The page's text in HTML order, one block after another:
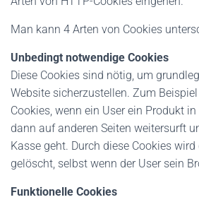
Man kann 4 Arten von Cookies
Unbedingt notwendige Cookies
Diese Cookies sind nötig, um
Website sicherzustellen. Zum
Cookies, wenn ein User ein Produkt
dann auf anderen Seiten weitersurft
Kasse geht. Durch diese Cookies
gelöscht, selbst wenn der User sein
Funktionelle Cookies